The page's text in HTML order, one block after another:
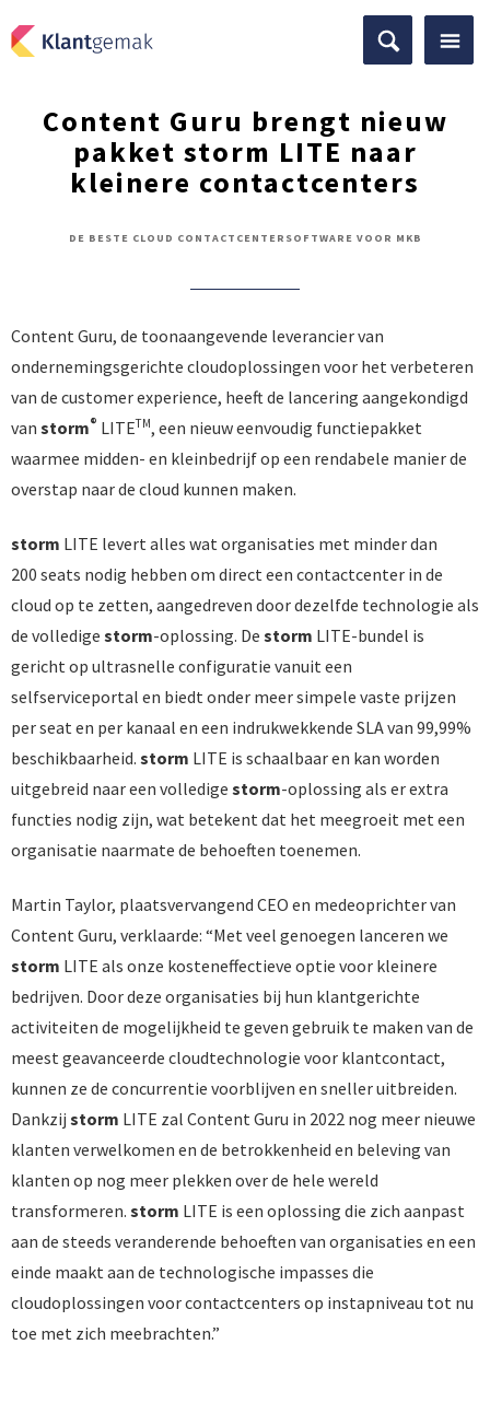
Content Guru brengt nieuw
pakket storm LITE naar
kleinere contactcenters
DE BESTE CLOUD CONTACTCENTERSOFTWARE VOOR MKB
Content Guru, de toonaangevende leverancier van
ondernemingsgerichte cloudoplossingen voor het verbeteren
van de customer experience, heeft de lancering aangekondigd
van storm® LITETM, een nieuw eenvoudig functiepakket
waarmee midden- en kleinbedrijf op een rendabele manier de
overstap naar de cloud kunnen maken.
storm LITE levert alles wat organisaties met minder dan
200 seats nodig hebben om direct een contactcenter in de
cloud op te zetten, aangedreven door dezelfde technologie als
de volledige storm-oplossing. De storm LITE-bundel is
gericht op ultrasnelle configuratie vanuit een
selfserviceportal en biedt onder meer simpele vaste prijzen
per seat en per kanaal en een indrukwekkende SLA van 99,99%
beschikbaarheid. storm LITE is schaalbaar en kan worden
uitgebreid naar een volledige storm-oplossing als er extra
functies nodig zijn, wat betekent dat het meegroeit met een
organisatie naarmate de behoeften toenemen.
Martin Taylor, plaatsvervangend CEO en medeoprichter van
Content Guru, verklaarde: “Met veel genoegen lanceren we
storm LITE als onze kosteneffectieve optie voor kleinere
bedrijven. Door deze organisaties bij hun klantgerichte
activiteiten de mogelijkheid te geven gebruik te maken van de
meest geavanceerde cloudtechnologie voor klantcontact,
kunnen ze de concurrentie voorblijven en sneller uitbreiden.
Dankzij storm LITE zal Content Guru in 2022 nog meer nieuwe
klanten verwelkomen en de betrokkenheid en beleving van
klanten op nog meer plekken over de hele wereld
transformeren. storm LITE is een oplossing die zich aanpast
aan de steeds veranderende behoeften van organisaties en een
einde maakt aan de technologische impasses die
cloudoplossingen voor contactcenters op instapniveau tot nu
toe met zich meebrachten.”